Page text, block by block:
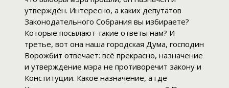
утверждён. Интересно, а каких депутатов
Законодательного Собрания вы избираете?
Которые посылают такие ответы нам? И
третье, вот она наша городская Дума, господин
Ворожбит отвечает: всё прекрасно, назначение
и утверждение мэра не противоречит закону и
Конституции. Какое назначение, а где